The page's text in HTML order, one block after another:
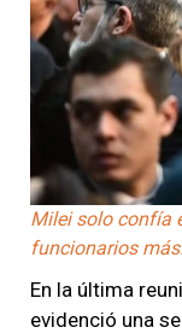
Milei solo confía
funcionarios
En la última
evidenció una